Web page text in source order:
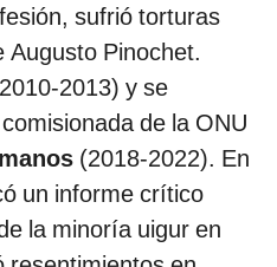
sufrió torturas
Augusto Pinochet.
2013) y se
de la ONU
(2018-2022). En
un informe crítico
la minoría uigur en